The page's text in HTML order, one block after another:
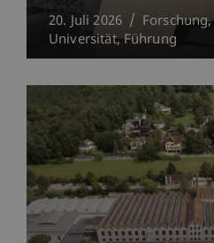
20. Juli 2026 Forschung
Universität Führung